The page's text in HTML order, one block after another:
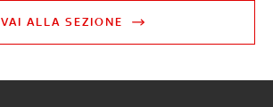
VAI ALLA SEZIONE